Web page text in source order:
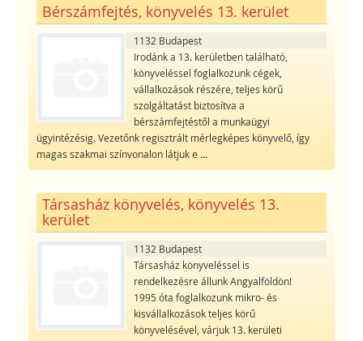
Bérszámfejtés, könyvelés 13. kerület
1132 Budapest
Irodánk a 13. kerületben található,
könyveléssel foglalkozunk cégek,
vállalkozások részére, teljes körű
szolgáltatást biztosítva a
bérszámfejtéstől a munkaügyi
ügyintézésig. Vezetőnk regisztrált mérlegképes könyvelő, így
magas szakmai színvonalon látjuk e ...
Társasház könyvelés, könyvelés 13.
kerület
1132 Budapest
Társasház könyveléssel is
rendelkezésre állunk Angyalföldön!
1995 óta foglalkozunk mikro- és
kisvállalkozások teljes körű
könyvelésével, várjuk 13. kerületi